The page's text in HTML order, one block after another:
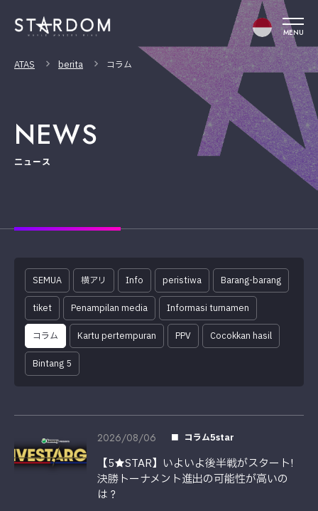
MENU
ATAS berita コラム
NEWS
ニュース
SEMUA 横アリ Info peristiwa Barang-barang
tiket Penampilan media Informasi turnamen
コラム Kartu pertempuran PPV Cocokkan hasil
Bintang 5
2026/08/06 コラム5star
【5★STAR】いよいよ後半戦がスタート!
決勝トーナメント進出の可能性が高いの
は？